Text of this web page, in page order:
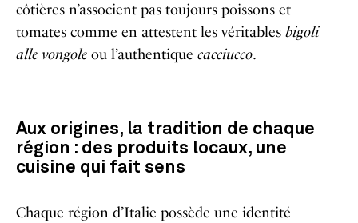
côtières n’associent pas toujours poissons et
tomates comme en attestent les véritables bigoli
alle vongole ou l’authentique cacciucco.
Aux origines, la tradition de chaque
région : des produits locaux, une
cuisine qui fait sens
Chaque région d’Italie possède une identité